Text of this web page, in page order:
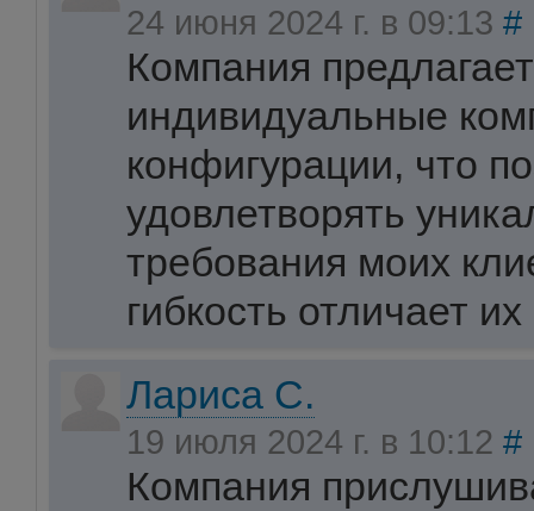
24 июня 2024 г. в 09:13 #
Компания предлагает
индивидуальные
конфигурации, что
удовлетворять
требования моих
гибкость отличает
Лариса С.
19 июля 2024 г. в 10:12 #
Компания